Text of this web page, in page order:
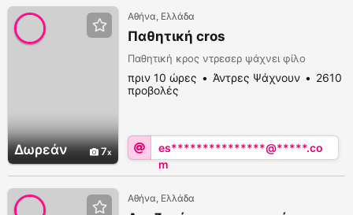
Δωρεάν 7
Αθήνα, Ελλάδα
Παθητική cros
Παθητική κρος ντρεσερ ψάχνει φίλο
πριν 10 ώρες Άντρες Ψάχνουν
2610
προβολές
es***************@*****.co
m
Αθήνα, Ελλάδα